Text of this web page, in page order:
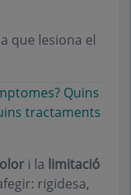
que lesiona el
Quins
tractaments
i la limitació
rigidesa,